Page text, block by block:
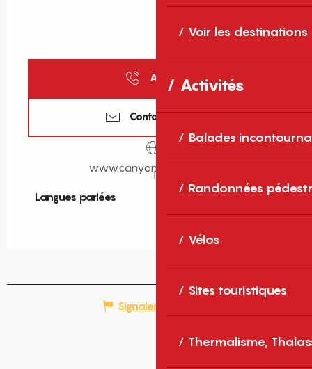
Voir les destinations
Activités
Balades
Randonnées
Vélos
Sites touristiques
Thermalisme,
Appeler
Contactez-nous
www.canyoningcotesud.fr
Langues parlées
Langues parlées
Signaler une erreur